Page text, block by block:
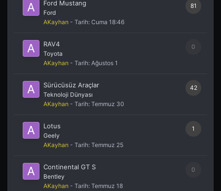
81
Ford Mustang
Ford
AKayhan - Tarih: Cuma 18:46
0
RAV4
Toyota
AKayhan - Tarih: Ağustos 1
42
Sürücüsüz Araçlar
Teknoloji Dünyası
AKayhan - Tarih: Temmuz 30
1
Lotus
Geely
AKayhan - Tarih: Temmuz 25
0
Continental GT S
Bentley
AKayhan - Tarih: Temmuz 18